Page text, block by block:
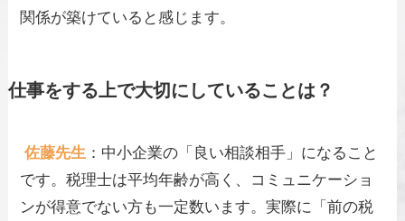
関係が築けていると感じます。
仕事をする上で大切にしていることは？
佐藤先生 ：中小企業の「良い相談相手」になること
です。税理士は平均年齢が高く、コミュニケーショ
ンが得意でない方も一定数います。実際に「前の税